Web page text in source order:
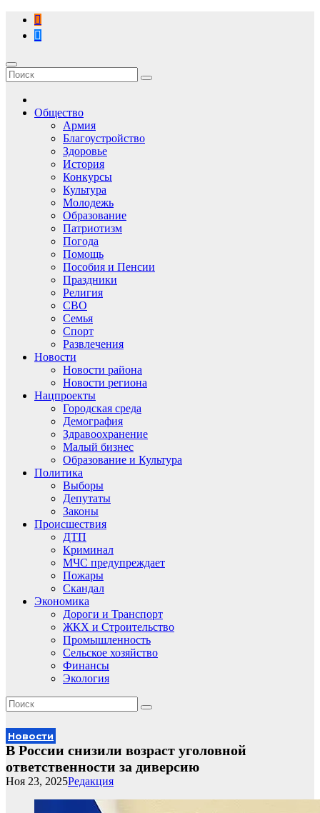
Перейти
содержимому
Общество
Армия
Благоустройство
Здоровье
История
Конкурсы
Культура
Молодежь
Образование
Патриотизм
Погода
Помощь
Пособия и Пенсии
Праздники
Религия
СВО
Семья
Спорт
Развлечения
Новости
Новости района
Новости региона
Нацпроекты
Городская среда
Демография
Здравоохранение
Малый бизнес
Образование и Культура
Политика
Выборы
Депутаты
Законы
Происшествия
ДТП
Криминал
МЧС предупреждает
Пожары
Скандал
Экономика
Дороги и Транспорт
ЖКХ и Строительство
Промышленность
Сельское хозяйство
Финансы
Экология
Новости
В России снизили возраст уголовной
ответственности за диверсию
Редакция
Ноя 23, 2025